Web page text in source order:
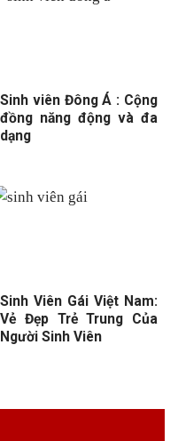
Sinh viên Đông Á : Cộng
đồng năng động và đa
dạng
Sinh Viên Gái Việt Nam:
Vẻ Đẹp Trẻ Trung Của
Người Sinh Viên